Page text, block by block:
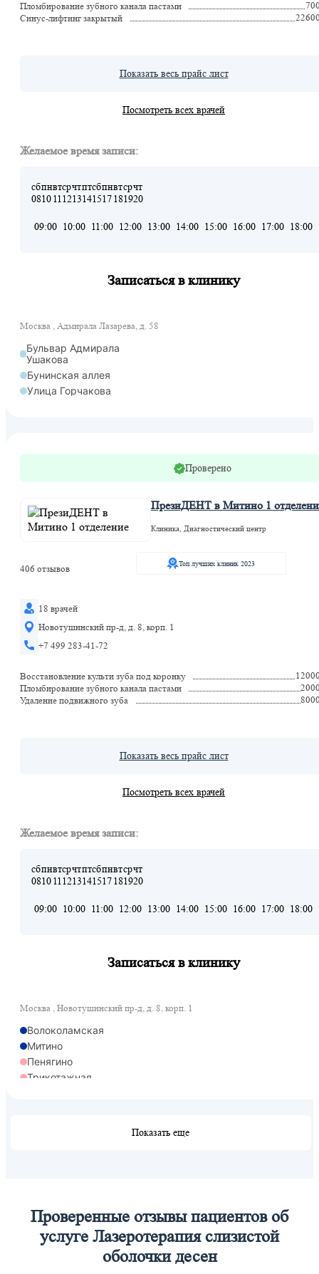
Пломбирование зубного канала пастами
Синус-лифтинг закрытый
Показать весь прайс лист
Посмотреть всех врачей
Желаемое время записи:
сб
08
пн
10
вт
11
ср
12
чт
13
пт
14
сб
15
пн
17
вт
18
ср
19
чт
20
09:00 10:00 11:00 12:00 13:00 14:00 15:00 16:00 17:00 18:00
Записаться в клинику
Москва , Адмирала Лазарева, д. 58
Бульвар Адмирала
Ушакова
Бунинская аллея
Улица Горчакова
Проверено
ПрезиДЕНТ в Митино 1
Клиника, Диагностический центр
406 отзывов
Топ лучших клиник 2023
18 врачей
Новотушинский пр-д, д. 8, корп. 1
+7 499 283-41-72
Восстановление культи зуба под коронку
Пломбирование зубного канала пастами
Удаление подвижного зуба
Показать весь прайс лист
Посмотреть всех врачей
Желаемое время записи:
сб
08
пн
10
вт
11
ср
12
чт
13
пт
14
сб
15
пн
17
вт
18
ср
19
чт
20
09:00 10:00 11:00 12:00 13:00 14:00 15:00 16:00 17:00 18:00
Записаться в клинику
Москва , Новотушинский пр-д, д. 8, корп. 1
Волоколамская
Митино
Пенягино
Трикотажная
Показать еще
Проверенные отзывы пациентов об
услуге Лазеротерапия слизистой
оболочки десен